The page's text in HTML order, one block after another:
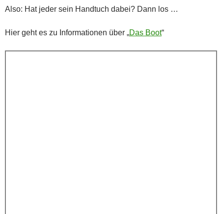
Also: Hat jeder sein Handtuch dabei? Dann los …
Hier geht es zu Informationen über „Das Boot“